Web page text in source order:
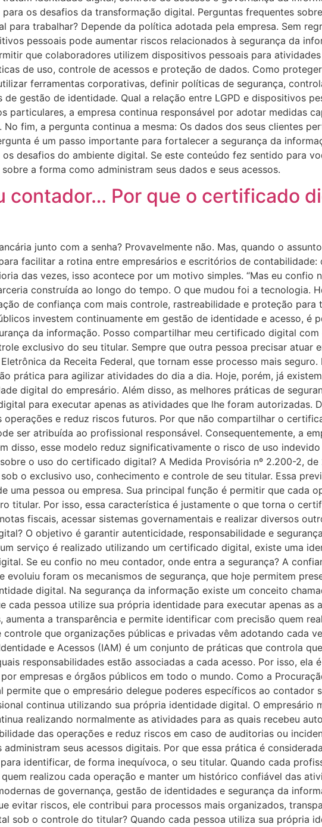
os desafios da transformação digital. Perguntas frequentes
para trabalhar? Depende da política adotada pela empresa. Sem
pessoais pode aumentar riscos relacionados à segurança da
que colaboradores utilizem dispositivos pessoais para
de uso, controle de acessos e proteção de dados. Como
ferramentas corporativas, definir políticas de segurança,
gestão de identidade. Qual a relação entre LGPD e dispositivos
particulares, a empresa continua responsável por adotar medidas
fim, a pergunta continua a mesma: Os dados dos seus clientes
é um passo importante para fortalecer a segurança da
desafios do ambiente digital. Se este conteúdo fez sentido para
a forma como administram seus dados e seus acessos.
contador… Por que o certificado
junto com a senha? Provavelmente não. Mas, quando o
facilitar a rotina entre empresários e escritórios de
das vezes, isso acontece por um motivo simples. “Mas eu confio
construída ao longo do tempo. O que mudou foi a tecnologia.
de confiança com mais controle, rastreabilidade e proteção para
investem continuamente em gestão de identidade e acesso, é
da informação. Posso compartilhar meu certificado digital
exclusivo do seu titular. Sempre que outra pessoa precisar atuar
da Receita Federal, que tornam esse processo mais
prática para agilizar atividades do dia a dia. Hoje, porém, já
digital do empresário. Além disso, as melhores práticas de
para executar apenas as atividades que lhe foram autorizadas.
operações e reduz riscos futuros. Por que não compartilhar o
ser atribuída ao profissional responsável. Consequentemente, a
disso, esse modelo reduz significativamente o risco de uso
o uso do certificado digital? A Medida Provisória nº 2.200-2,
o exclusivo uso, conhecimento e controle de seu titular. Essa
uma pessoa ou empresa. Sua principal função é permitir que cada
titular. Por isso, essa característica é justamente o que torna o
fiscais, acessar sistemas governamentais e realizar diversos
O objetivo é garantir autenticidade, responsabilidade e
serviço é realizado utilizando um certificado digital, existe uma
Se eu confio no meu contador, onde entra a segurança? A
evoluiu foram os mecanismos de segurança, que hoje permitem
digital. Na segurança da informação existe um conceito
cada pessoa utilize sua própria identidade para executar apenas as
a transparência e permite identificar com precisão quem
que organizações públicas e privadas vêm adotando cada
e Acessos (IAM) é um conjunto de práticas que controla
responsabilidades estão associadas a cada acesso. Por isso, ela
empresas e órgãos públicos em todo o mundo. Como a
permite que o empresário delegue poderes específicos ao contador
continua utilizando sua própria identidade digital. O empresário
realizando normalmente as atividades para as quais recebeu
das operações e reduz riscos em caso de auditorias ou
seus acessos digitais. Por que essa prática é
identificar, de forma inequívoca, o seu titular. Quando cada
realizou cada operação e manter um histórico confiável das
de governança, gestão de identidades e segurança da
evitar riscos, ele contribui para processos mais organizados,
sob o controle do titular? Quando cada pessoa utiliza sua própria